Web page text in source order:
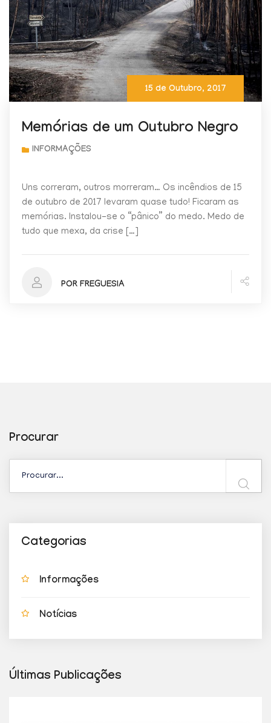
15 de Outubro, 2017
Memórias de um Outubro Negro
Uns correram, outros morreram… Os incêndios de 15
de outubro de 2017 levaram quase tudo! Ficaram as
memórias. Instalou-se o “pânico” do medo. Medo de
tudo que mexa, da crise […]
POR FREGUESIA
Procurar
Categorias
Informações
Notícias
Últimas Publicações